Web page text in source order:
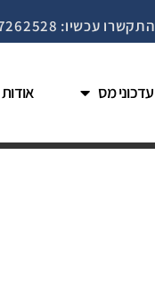
התקשרו עכשיו: 0507262528
עדכוני מס אודות